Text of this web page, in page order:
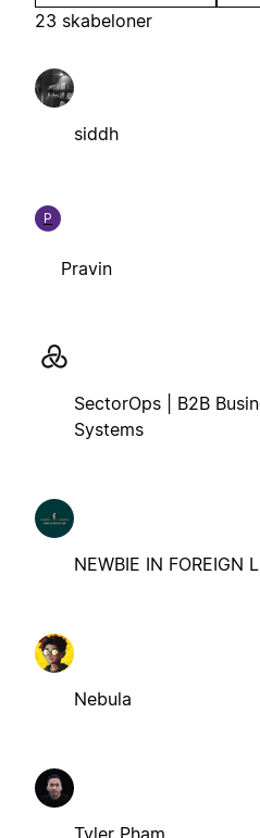
23 skabeloner
siddh
P
Pravin
SectorOps | B2B
Systems
NEWBIE IN FOREIGN
Nebula
Tyler Pham